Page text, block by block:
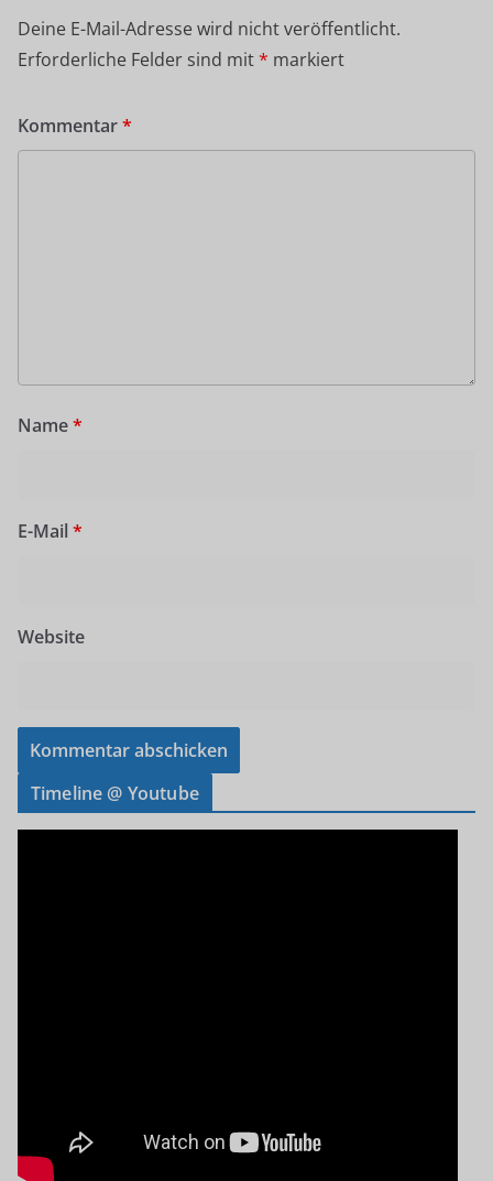
Deine E-Mail-Adresse wird nicht veröffentlicht.
Erforderliche Felder sind mit* markiert
Kommentar*
Name*
E-Mail *
Website
Timeline @ Youtube